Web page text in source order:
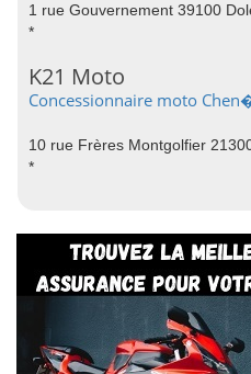
1 rue Gouvernement 39100
*
K21 Moto
Concessionnaire moto
10 rue Frères Montgolfier
*